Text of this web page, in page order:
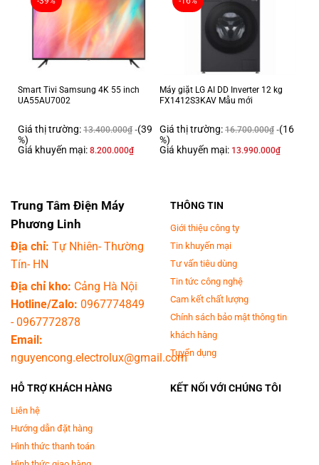
suốt quá trình giặt.
Magic Dispenser
Ngăn bột giặt Magic Dispenser được thiết kế có cánh quạt xoay, tạo
xuống lồng giặt, tránh được tình trạng vết xà phòng còn đọng lại trên
quần áo, gây ngứa ngáy hay khó chịu khi mặc.
Smart Tivi Samsung 4K 55 inch
UA55AU7002
Giá thị trường: 13.400.000₫ (39
%)
Giá khuyến mại: 8.200.000₫
Máy giặt LG AI DD Inverter 12 kg
FX1412S3KAV Mẫu mới
Giá thị trường: 16.700.000₫ (16
%)
Giá khuyến mại: 13.990.000₫
Trung Tâm Điện Máy
Phương Linh
Địa chỉ: Tự Nhiên- Thường
Tín- HN
Địa chỉ kho: Cảng Hà Nội
Hotline/Zalo: 0967774849
-0967772878
Email:
nguyencong.electrolux@gmail.com
THÔNG TIN
Giới thiệu công ty
Tin khuyến mại
Tư vấn tiêu dùng
Tin tức công nghệ
Cam kết chất lượng
Chính sách bảo mật thông tin
khách hàng
Tuyển dụng
HỖ TRỢ KHÁCH HÀNG
Liên hệ
Hướng dẫn đặt hàng
Hình thức thanh toán
KẾT NỐI VỚI CHÚNG TÔI